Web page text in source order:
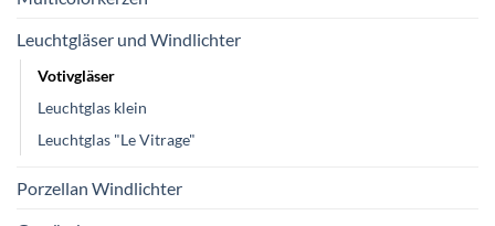
Leuchtgläser und Windlichter
Votivgläser
Leuchtglas klein
Leuchtglas "Le Vitrage"
Porzellan Windlichter